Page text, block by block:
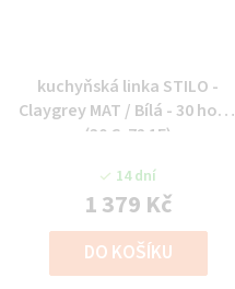
kuchyňská linka STILO -
Claygrey MAT / Bílá - 30 horní
(30 G-72 1F)
14 dní
1 379 Kč
DO KOŠÍKU